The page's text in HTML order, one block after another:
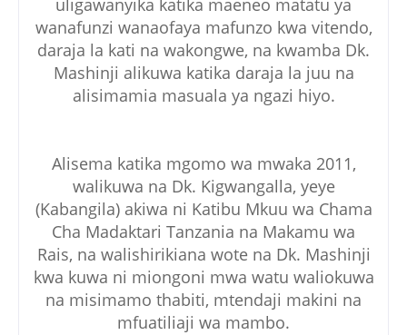
uligawanyika katika maeneo matatu ya
wanafunzi wanaofaya mafunzo kwa vitendo,
daraja la kati na wakongwe, na kwamba Dk.
Mashinji alikuwa katika daraja la juu na
alisimamia masuala ya ngazi hiyo.
Alisema katika mgomo wa mwaka 2011,
walikuwa na Dk. Kigwangalla, yeye
(Kabangila) akiwa ni Katibu Mkuu wa Chama
Cha Madaktari Tanzania na Makamu wa
Rais, na walishirikiana wote na Dk. Mashinji
kwa kuwa ni miongoni mwa watu waliokuwa
na misimamo thabiti, mtendaji makini na
mfuatiliaji wa mambo.